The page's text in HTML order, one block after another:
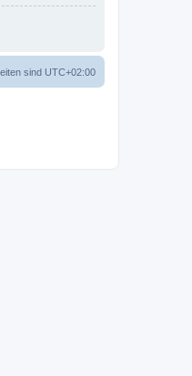
sind UTC+02:00